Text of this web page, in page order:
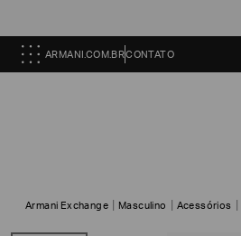
ARMANI.COM.BRCONTATO
Armani Exchange Masculino Acessórios